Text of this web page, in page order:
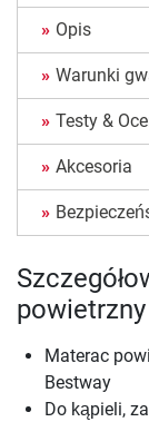
Opis
Warunki
Testy &
Akcesoria
Materac
Bestway
Do kąpieli,